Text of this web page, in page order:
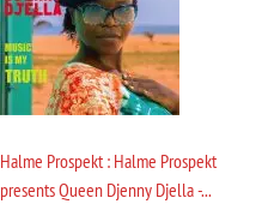
Halme Prospekt : Halme Prospekt
presents Queen Djenny Djella -...